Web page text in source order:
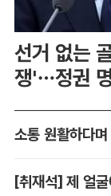
선거 없는
쟁'…정권
[취재석] 제 얼